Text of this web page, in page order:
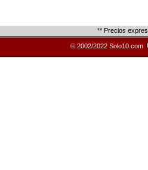
** Precios
© 2002/2022 Solo10.com